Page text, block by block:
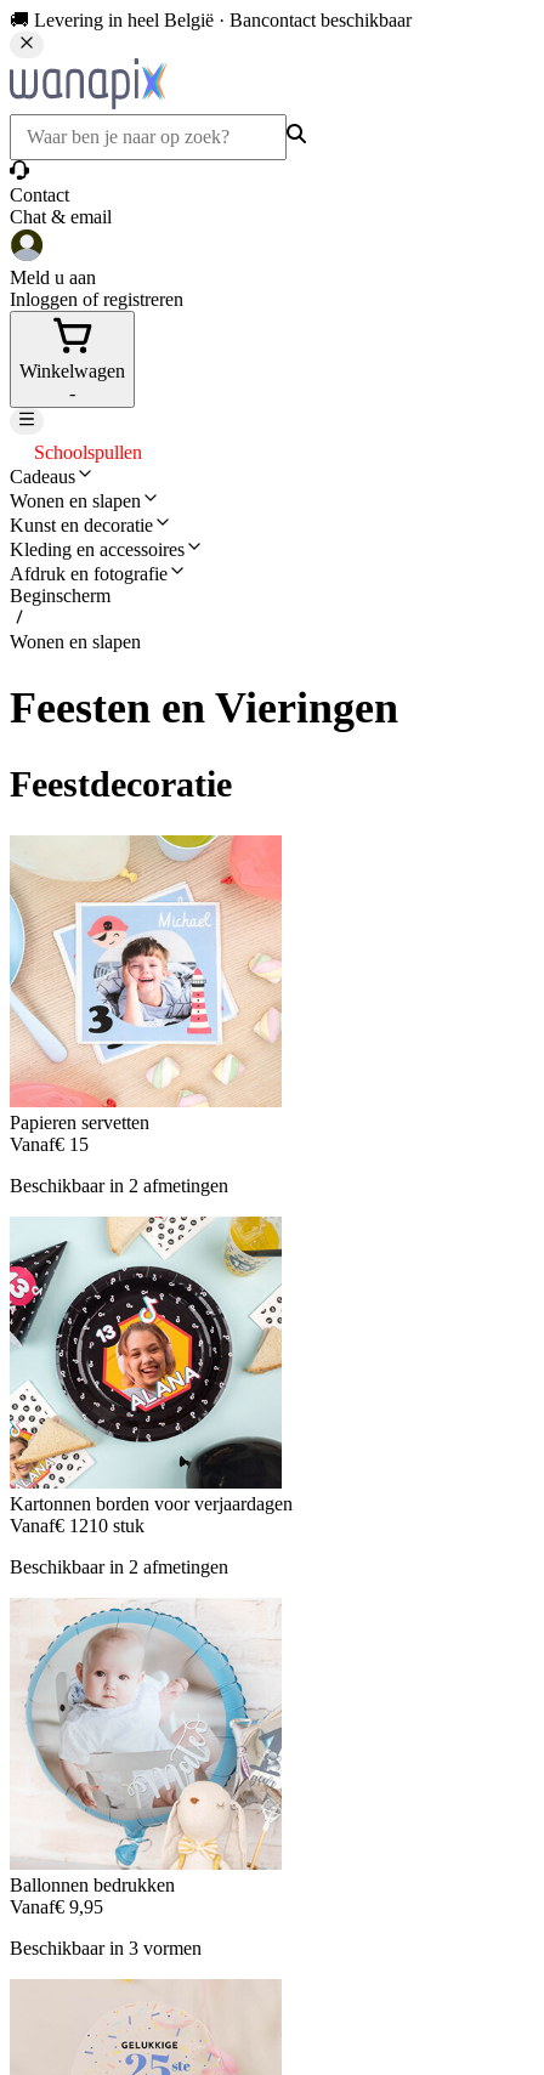
🚚 Levering in heel België · Bancontact beschikbaar
Contact
Chat & email
Meld u aan
Inloggen of registreren
Winkelwagen
-
Schoolspullen
Cadeaus
Wonen en slapen
Kunst en decoratie
Kleding en accessoires
Afdruk en fotografie
Beginscherm
Wonen en slapen
Feesten en Vieringen
Feestdecoratie
Papieren servetten
Vanaf€ 15
Beschikbaar in 2 afmetingen
Kartonnen borden voor verjaardagen
Vanaf€ 1210 stuk
Beschikbaar in 2 afmetingen
Ballonnen bedrukken
Vanaf€ 9,95
Beschikbaar in 3 vormen